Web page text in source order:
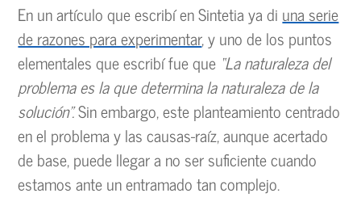
En un artículo que escribí en Sintetia ya di una serie
de razones para experimentar, y uno de los puntos
elementales que escribí fue que “La naturaleza del
problema es la que determina la naturaleza de la
solución”.Sin embargo, este planteamiento centrado
en el problema y las causas-raíz, aunque acertado
de base, puede llegar a no ser suficiente cuando
estamos ante un entramado tan complejo.